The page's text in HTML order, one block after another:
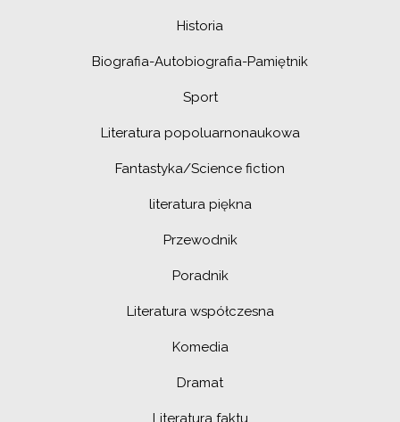
Historia
Biografia-Autobiografia-Pamiętnik
Sport
Literatura popoluarnonaukowa
Fantastyka/Science fiction
literatura piękna
Przewodnik
Poradnik
Literatura współczesna
Komedia
Dramat
Literatura faktu